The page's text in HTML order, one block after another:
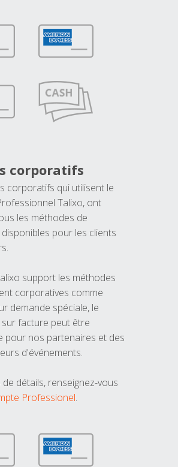
corporatifs
corporatifs qui utilisent le
Talixo, ont
les méthodes de
pour les clients
support les méthodes
corporatives comme
demande spéciale, le
facture peut être
pour nos partenaires et des
d'événements.
de détails, renseignez-vous
Professionel.